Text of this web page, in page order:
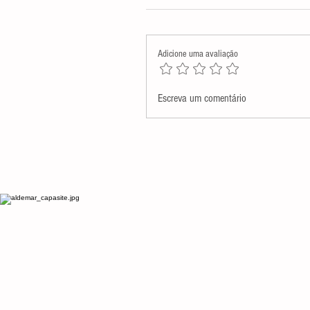
Assembleia Legislativa presta
Adicione uma avaliação
Escreva um comentário